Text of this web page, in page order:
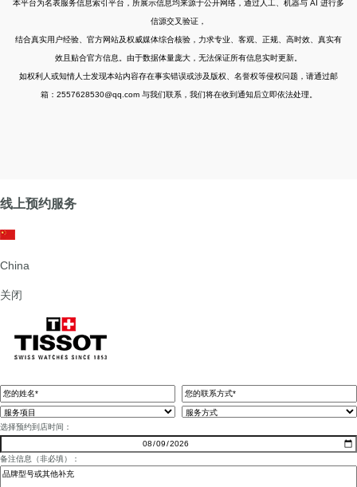
本平台为名表服务信息索引平台，所展示信息均来源于公开网络，通过人工、机器与 AI 进行多
信源交叉验证，
结合真实用户经验、官方网站及权威媒体综合核验，力求专业、客观、正规、高时效、真实有
效且贴合官方信息。由于数据体量庞大，无法保证所有信息实时更新。
如权利人或知情人士发现本站内容存在事实错误或涉及版权、名誉权等侵权问题，请通过邮
箱：2557628530@qq.com 与我们联系，我们将在收到通知后立即依法处理。
线上预约服务
China
关闭
选择预约到店时间：
备注信息（非必填）：